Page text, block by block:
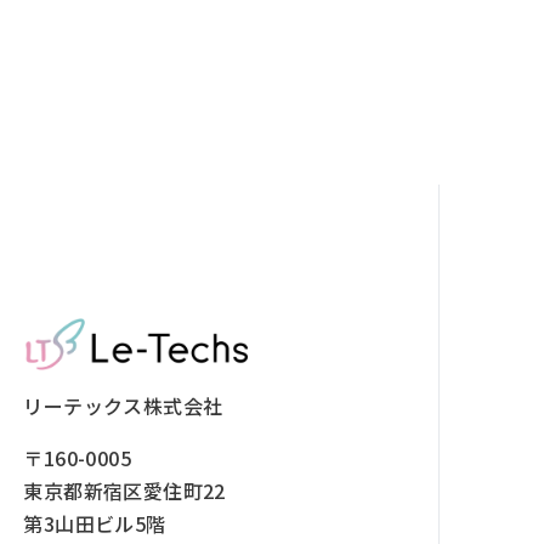
リーテックス株式会社
〒160-0005
東京都新宿区愛住町22
第3山田ビル5階